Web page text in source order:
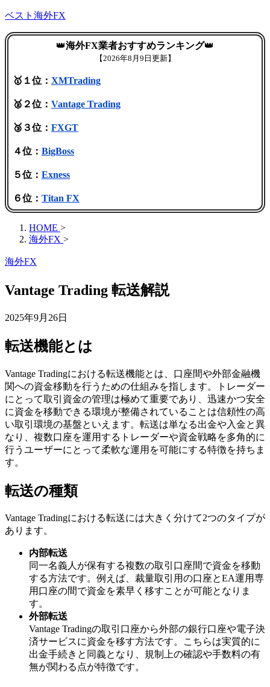
ベスト海外FX
👑海外FX業者おすすめランキング👑
【2026年8月9日更新】
🥇１位： XMTrading
🥈２位： Vantage Trading
🥉３位： FXGT
４位： BigBoss
５位： Exness
６位： Titan FX
HOME >
海外FX >
海外FX
Vantage Trading 転送解説
2025年9月26日
転送機能とは
Vantage Tradingにおける転送機能とは、口座間や外部金融機
関への資金移動を行うための仕組みを指します。トレーダー
にとって取引資金の管理は極めて重要であり、迅速かつ安全
に資金を移動できる環境が整備されていることは信頼性の高
い取引環境の基盤といえます。転送は単なる出金や入金と異
なり、複数口座を運用するトレーダーや資金戦略を多角的に
行うユーザーにとって柔軟な運用を可能にする特徴を持ちま
す。
転送の種類
Vantage Tradingにおける転送には大きく分けて2つのタイプが
あります。
内部転送
同一名義人が保有する複数の取引口座間で資金を移動
する方法です。例えば、裁量取引用の口座とEA運用専
用口座の間で資金を素早く移すことが可能となりま
す。
外部転送
Vantage Tradingの取引口座から外部の銀行口座や電子決
済サービスに資金を移す方法です。こちらは実質的に
出金手続きと同義となり、規制上の確認や手数料の有
無が関わる点が特徴です。